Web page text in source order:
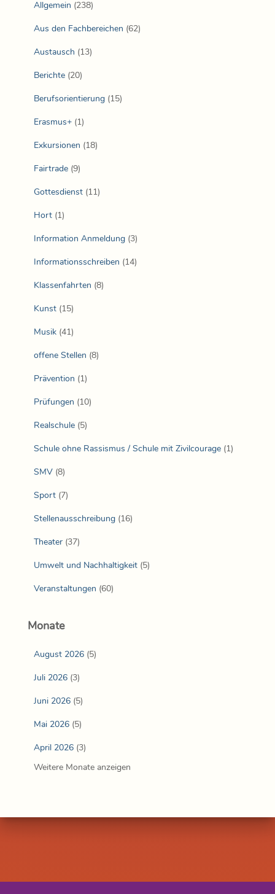
Allgemein (238)
Aus den Fachbereichen (62)
Austausch (13)
Berichte (20)
Berufsorientierung (15)
Erasmus+ (1)
Exkursionen (18)
Fairtrade (9)
Gottesdienst (11)
Hort (1)
Information Anmeldung (3)
Informationsschreiben (14)
Klassenfahrten (8)
Kunst (15)
Musik (41)
offene Stellen (8)
Prävention (1)
Prüfungen (10)
Realschule (5)
Schule ohne Rassismus / Schule mit Zivilcourage (1)
SMV (8)
Sport (7)
Stellenausschreibung (16)
Theater (37)
Umwelt und Nachhaltigkeit (5)
Veranstaltungen (60)
Monate
August 2026 (5)
Juli 2026 (3)
Juni 2026 (5)
Mai 2026 (5)
April 2026 (3)
Weitere Monate anzeigen